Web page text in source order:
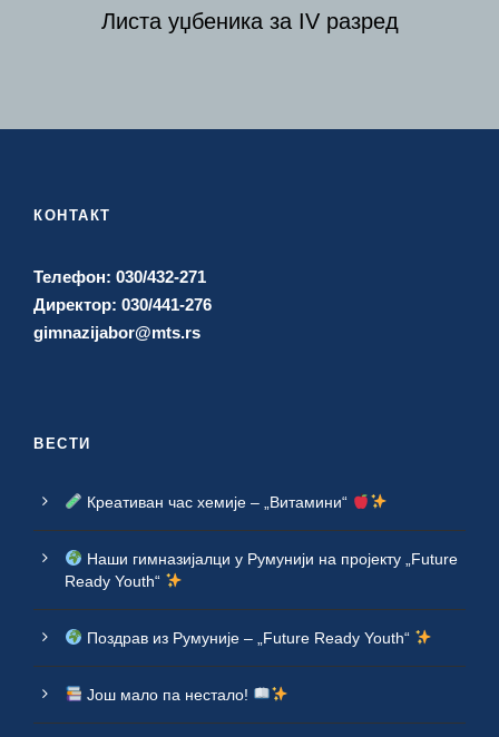
Листа уџбеника за IV разред
КОНТАКТ
Телефон: 030/432-271
Директор: 030/441-276
gimnazijabor@mts.rs
ВЕСТИ
Креативан час хемије – „Витамини“
Наши гимназијалци у Румунији на пројекту „Future
Ready Youth“
Поздрав из Румуније – „Future Ready Youth“
Још мало па нестало!